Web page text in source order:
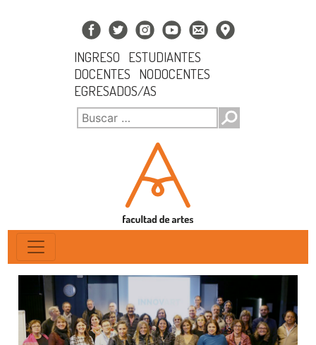
INGRESO
ESTUDIANTES
DOCENTES
NODOCENTES
EGRESADOS/AS